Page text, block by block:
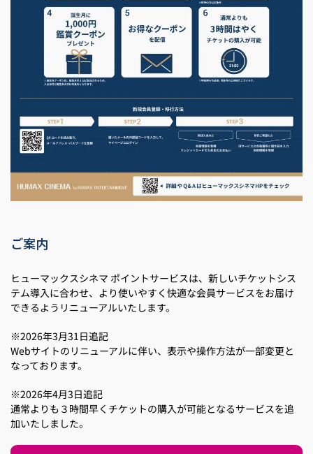
ご案内
ヒューマックスシネマ ポイントサービスは、新しいチケットシス
テム導入に合わせ、より使いやすく快適な会員サービスをお届け
できるようリニューアルいたします。
※2026年3月31日追記
Webサイトのリニューアルに伴い、表示や操作方法が一部変更と
なっております。
※2026年4月3日追記
通常よりも３時間早くチケットの購入が可能となるサービスを追
加いたしました。